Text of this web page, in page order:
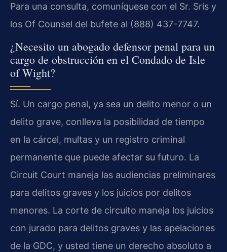
Para una consulta, comuníquese con el Sr. Sris y
los Of Counsel del bufete al (888) 437-7747.
¿Necesito un abogado defensor penal para un
cargo de obstrucción en el Condado de Isle
of Wight?
Sí. Un cargo penal, ya sea un delito menor o un
delito grave, conlleva la posibilidad de tiempo
en la cárcel, multas y un registro criminal
permanente que puede afectar su futuro. La
Circuit Court maneja las audiencias preliminares
para delitos graves y los juicios por delitos
menores. La corte de circuito maneja los juicios
con jurado para delitos graves y las apelaciones
de la GDC, y usted tiene un derecho absoluto a